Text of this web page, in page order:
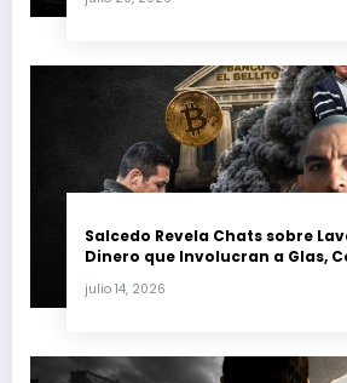
petrolera venezolana
Salcedo Revela Chats sobre
Dinero que Involucran a Glas,
julio 14, 2026